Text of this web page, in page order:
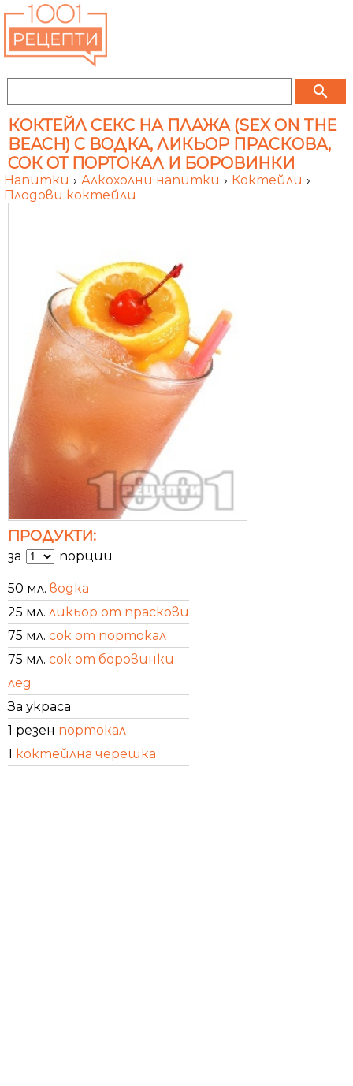
search
КОКТЕЙЛ СЕКС НА ПЛАЖА (SEX ON THE
BEACH) С ВОДКА, ЛИКЬОР ПРАСКОВА,
СОК ОТ ПОРТОКАЛ И БОРОВИНКИ
Напитки › Алкохолни напитки › Коктейли ›
Плодови коктейли
ПРОДУКТИ:
за порции
50 мл. водка
25 мл. ликьор от праскови
75 мл. сок от портокал
75 мл. сок от боровинки
лед
За украса
1 резен портокал
1 коктейлна черешка